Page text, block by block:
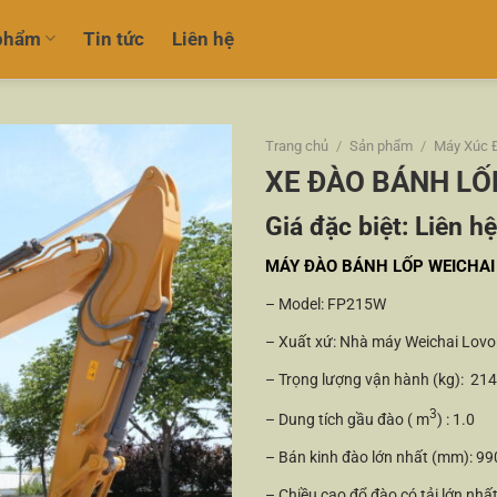
Tin tức Liên hệ
Trang chủ / Sản phẩm / Máy Xúc
XE ĐÀO BÁNH
Giá đặc biệt: Liên hệ
MÁY ĐÀO BÁNH LỐP
– Model: FP215W
– Xuất xứ: Nhà máy Weichai Lovol
– Trọng lượng vận hành (kg):
– Dung tích gầu đào ( m3) : 1.0
– Bán kinh đào lớn nhất (mm):